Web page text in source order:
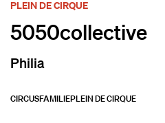
5050collective
Philia
PLEIN DE CIRQUE
CIRCUSFAMILIEPLEIN DE CIRQUE